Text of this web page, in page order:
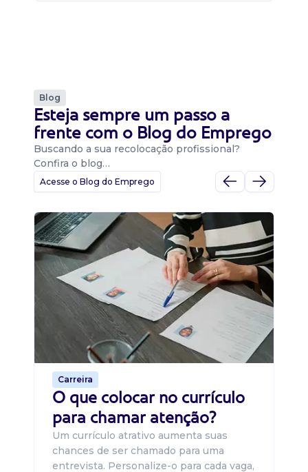
Blog
Esteja sempre um passo a
frente com o Blog do Emprego
Buscando a sua recolocação profissional?
Confira o blog…
Acesse o Blog do Emprego
Carreira
O que colocar no currículo
para chamar atenção?
Um currículo atrativo aumenta suas
chances de ser chamado para uma
entrevista. Personalize-o para cada vaga,